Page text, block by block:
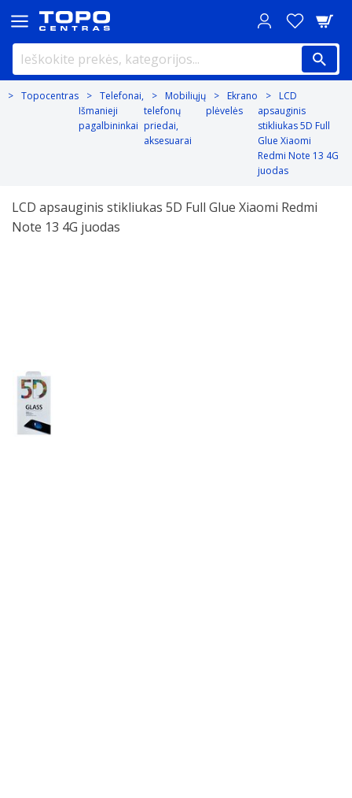
Topocentras
Telefonai,
Išmanieji
pagalbininkai
Mobiliųjų
telefonų
priedai,
aksesuarai
Ekrano
plėvelės
LCD
apsauginis
stikliukas 5D Full
Glue Xiaomi
Redmi Note 13 4G
juodas
LCD apsauginis stikliukas 5D Full Glue Xiaomi Redmi
Note 13 4G juodas